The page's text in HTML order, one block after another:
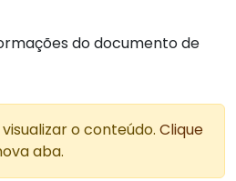
do documento de
o conteúdo. Clique
aba.